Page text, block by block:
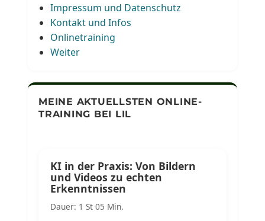
Impressum und Datenschutz
Kontakt und Infos
Onlinetraining
Weiter
MEINE AKTUELLSTEN ONLINE-
TRAINING BEI LIL
KI in der Praxis: Von Bildern
und Videos zu echten
Erkenntnissen
Dauer: 1 St 05 Min.